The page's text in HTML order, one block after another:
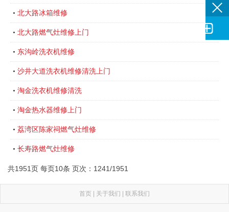
• 北大路冰箱维修
• 北大路燃气灶维修上门
• 东沟岭洗衣机维修
• 沙井大道洗衣机维修清洗上门
• 淘金洗衣机维修清洗
• 淘金热水器维修上门
• 荔湾区陈家祠燃气灶维修
• 长寿路燃气灶维修
共1951页 每页10条 页次：1241/1951
首页 | 关于我们 | 联系我们
